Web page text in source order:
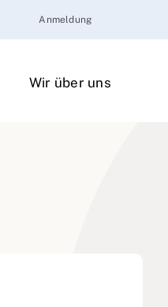
Anmeldung
Wir über uns